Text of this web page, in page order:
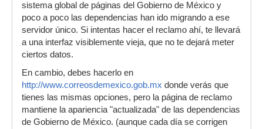
sistema global de páginas del Gobierno de México y
poco a poco las dependencias han ido migrando a ese
servidor único. Si intentas hacer el reclamo ahí, te llevará
a una interfaz visiblemente vieja, que no te dejará meter
ciertos datos.
En cambio, debes hacerlo en
http://www.correosdemexico.gob.mx donde verás que
tienes las mismas opciones, pero la página de reclamo
mantiene la apariencia "actualizada" de las dependencias
de Gobierno de México. (aunque cada día se corrigen